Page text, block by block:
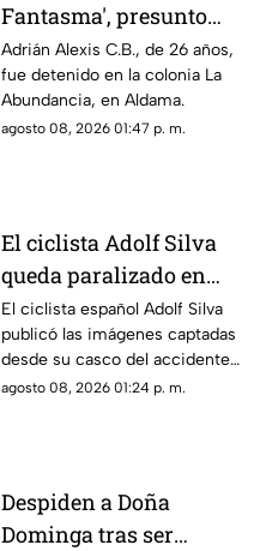
Fantasma', presunto
líder delictivo en
Aldama
Adrián Alexis C.B., de 26 años,
fue detenido en la colonia La
Abundancia, en Aldama.
agosto 08, 2026 01:47 p. m.
El ciclista Adolf Silva
queda paralizado en
vivo; liberan video del
brutal accidente
El ciclista español Adolf Silva
publicó las imágenes captadas
desde su casco del accidente
que sufrió durante el Red Bull
agosto 08, 2026 01:24 p. m.
Despiden a Doña
Dominga tras ser